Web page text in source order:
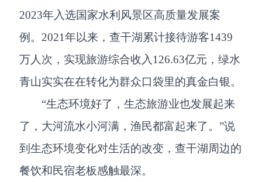
2023年入选国家水利风景区高质量发展案
例。2021年以来，查干湖累计接待游客1439
万人次，实现旅游综合收入126.63亿元，绿水
青山实实在在转化为群众口袋里的真金白银。
“生态环境好了，生态旅游业也发展起来
了，大河流水小河满，渔民都富起来了。”说
到生态环境变化对生活的改变，查干湖周边的
餐饮和民宿老板感触最深。